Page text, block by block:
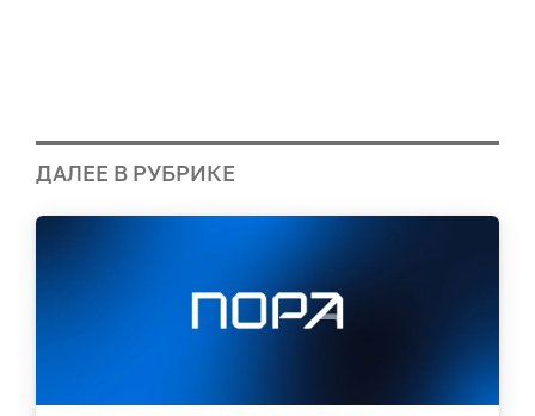
ДАЛЕЕ В РУБРИКЕ